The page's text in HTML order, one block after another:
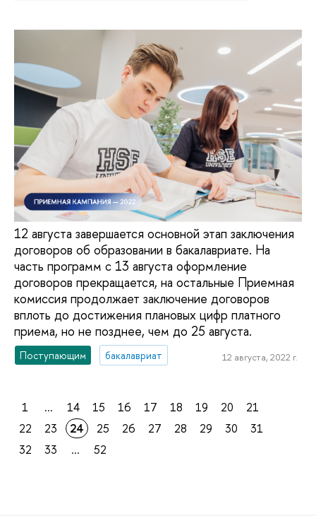
12 августа завершается основной этап заключения
договоров об образовании в бакалавриате. На
часть программ с 13 августа оформление
договоров прекращается, на остальные Приемная
комиссия продолжает заключение договоров
вплоть до достижения плановых цифр платного
приема, но не позднее, чем до 25 августа.
Поступающим бакалавриат 12 августа, 2022 г.
1 ... 14 15 16 17 18 19 20
21
22
23 24 25 26 27 28 29 30
31
32
33 ... 52